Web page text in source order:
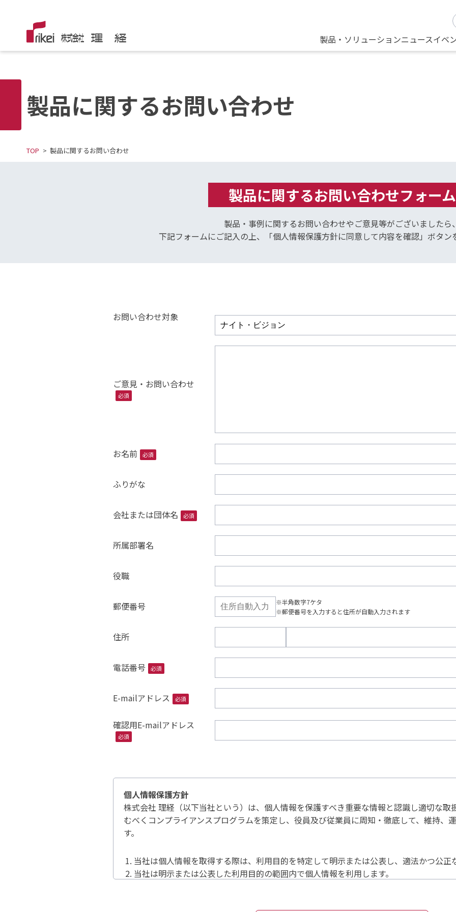
製品・ソリューションニュースイベ
製品に関するお問い合わせ
TOP 製品に関するお問い合わせ
製品に関するお問い合わせフォーム
製品・事例に関するお問い合わせやご意見等がございましたら、
下記フォームにご記入の上、「個人情報保護方針に同意して内容を確認」ボタン
お問い合わせ対象
ご意見・お問い合わせ
必須
お名前 必須
ふりがな
会社または団体名 必須
所属部署名
役職
郵便番号
※半角数字7ケタ
※郵便番号を入力すると住所が自動入力されます
住所
電話番号 必須
E-mailアドレス 必須
確認用E-mailアドレス
必須
個人情報保護方針
株式会社 理経（以下当社という）は、個人情報を保護すべき重要な情報と認識し適切な取
むべくコンプライアンスプログラムを策定し、役員及び従業員に周知・徹底して、維持、
す。
当社は個人情報を取得する際は、利用目的を特定して明示または公表し、適法かつ公正
当社は明示または公表した利用目的の範囲内で個人情報を利用します。